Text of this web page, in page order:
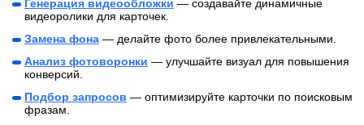
Генерация видеообложки — создавайте динамичные
видеоролики для карточек.
Замена фона — делайте фото более привлекательными.
Анализ фотоворонки — улучшайте визуал для повышения
конверсий.
Подбор запросов — оптимизируйте карточки по поисковым
фразам.